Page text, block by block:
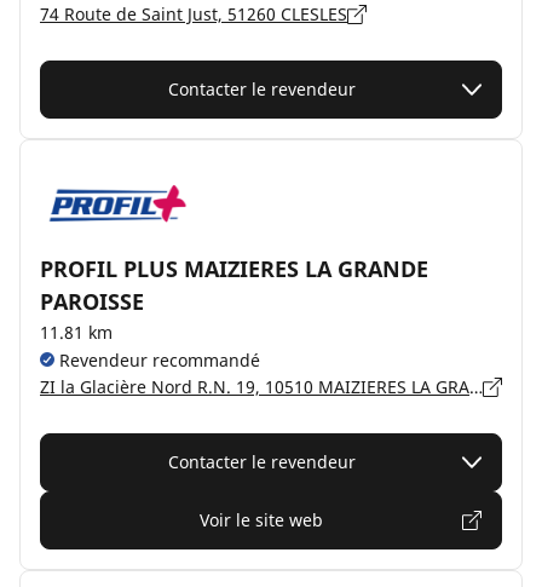
74 Route de Saint Just, 51260 CLESLES
Contacter le revendeur
PROFIL PLUS MAIZIERES LA GRANDE
PAROISSE
11.81 km
Revendeur recommandé
ZI la Glacière Nord R.N. 19, 10510 MAIZIERES LA GRANDE PAROISSE
Contacter le revendeur
Voir le site web